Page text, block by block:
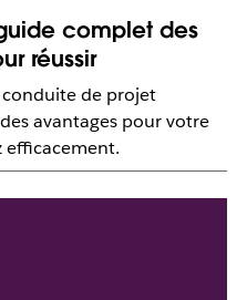
complet des
réussir
de projet
avantages pour votre
efficacement.